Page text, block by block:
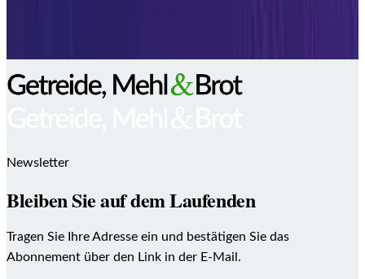
Newsletter
Bleiben Sie auf dem Laufenden
Tragen Sie Ihre Adresse ein und bestätigen Sie das
Abonnement über den Link in der E-Mail.